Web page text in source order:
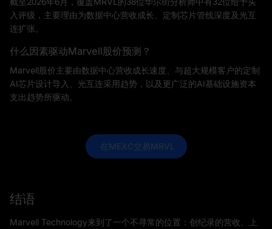
入评级，主要理由为数据中心营收成长、定制芯片管线深度及光互
连扩张。
什么因素驱动Marvell股价预测？
Marvell股价主要由数据中心营收成长速度、与超大规模客户的定制
AI芯片设计导入、光互连采用趋势，以及更广泛的AI基础设施资本
支出趋势所驱动。
在MEXC交易MRVL
结语
Marvell Technology来到了一个不寻常的位置：创纪录的营收、上